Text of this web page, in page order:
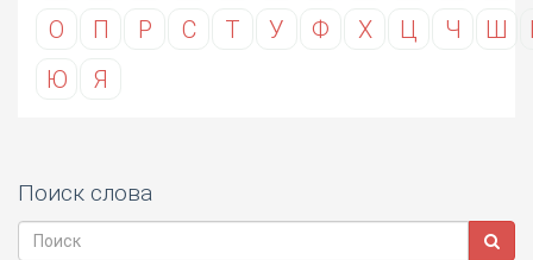
О
П Р С Т У Ф Х Ц Ч Ш
Ю
Я
Поиск слова